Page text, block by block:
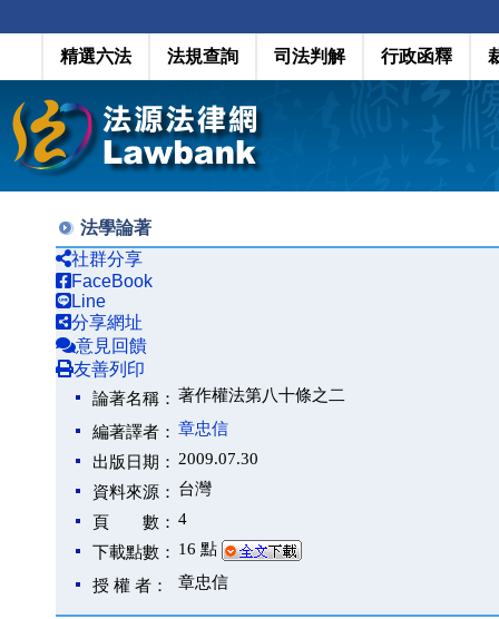
精選六法 法規查詢 司法判解 行政函釋
法學論著
社群分享
FaceBook
Line
分享網址
意見回饋
友善列印
論著名稱： 著作權法第八十條之二
編著譯者： 章忠信
出版日期： 2009.07.30
資料來源： 台灣
頁 數： 4
下載點數： 16 點
授 權 者： 章忠信